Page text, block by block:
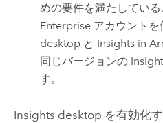
めの要件を満たしている
Enterprise アカウントを
desktop と Insights in
同じバージョンの
す。
Insights desktop を有効化